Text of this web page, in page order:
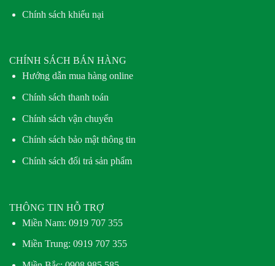
Chính sách khiếu nại
CHÍNH SÁCH BÁN HÀNG
Hướng dẫn mua hàng online
Chính sách thanh toán
Chính sách vận chuyển
Chính sách bảo mật thông tin
Chính sách đổi trả sản phẩm
THÔNG TIN HỖ TRỢ
Miền Nam: 0919 707 355
Miền Trung: 0919 707 355